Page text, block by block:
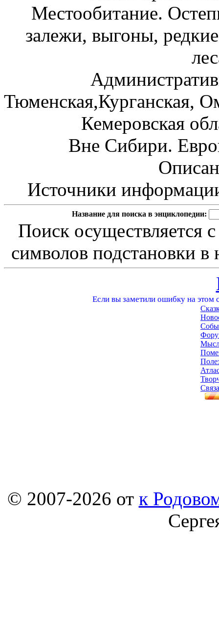
Местообитание.
залежи, выгоны,
Тюменская,Курганская,
Кемеровская
Вне Сибири.
Источники
Название для поиска в энциклопедии:
Поиск осуществляется
символов подстановки в
Если вы заметили ошибку на этом
© 2007-2026 от к